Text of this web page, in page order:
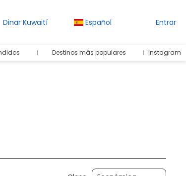
Dinar Kuwaití Español Entrar
Destinos más populares Instagram